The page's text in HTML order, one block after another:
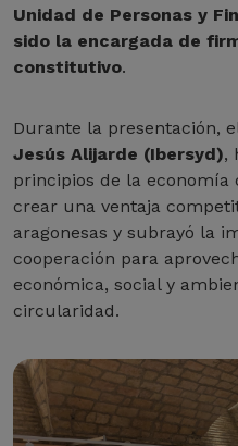
Unidad de Personas y
sido la encargada de
constitutivo.
Durante la presentación,
Jesús Alijarde (Ibersyd),
principios de la economía
crear una ventaja
aragonesas y subrayó la
cooperación para
económica, social y
circularidad.